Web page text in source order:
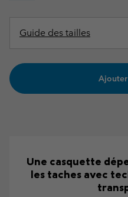
Guide des tailles
Ajouter
Une casquette
les taches avec